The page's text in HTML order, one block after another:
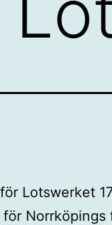
Lotswerket